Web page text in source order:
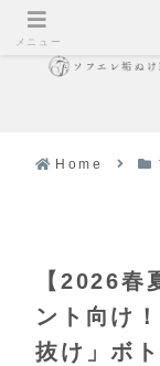
Home
【2026春
ント向け
抜け」ボ
メニュー